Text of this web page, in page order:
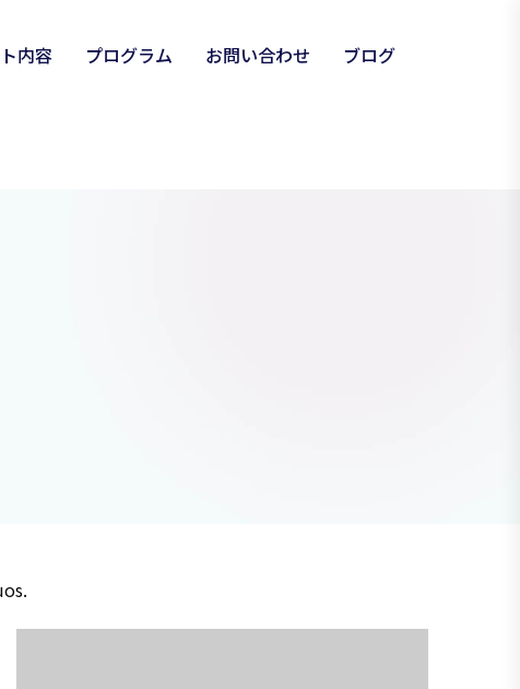
内容 プログラム お問い合わせ ブログ